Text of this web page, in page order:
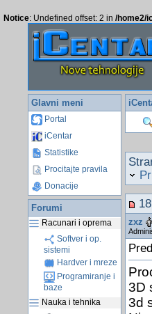
Notice: Undefined offset: 2 in /home2/
Glavni meni
Portal
iCentar
Statistike
Procitajte pravila
Donacije
Forumi
Racunari i oprema
Softver i op.
sistemi
Hardver i mreze
Programiranje i
baze
Nauka i tehnika
zxz
3D
3d